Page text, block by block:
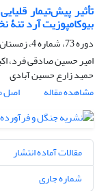
تأثیر پیش‌تیمار
بیوکامپوزیت آرد
دوره 73، شماره 4، زمستان 1399، صفحه
امیر حسین صادقی فرد،
حمید زارع حسین آبادی
مشاهده مقاله
اصل
مقالات آماده انتشار
شماره جاری